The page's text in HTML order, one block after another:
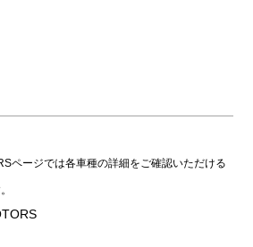
ページでは各車種の詳細をご確認いただける